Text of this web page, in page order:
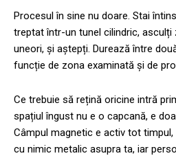
Procesul în sine nu doare. Stai
treptat într-un tunel cilindric,
uneori, și aștepți. Durează între
funcție de zona examinată și de
Ce trebuie să rețină oricine intră
spațiul îngust nu e o capcană, e
Câmpul magnetic e activ tot
cu nimic metalic asupra ta, iar